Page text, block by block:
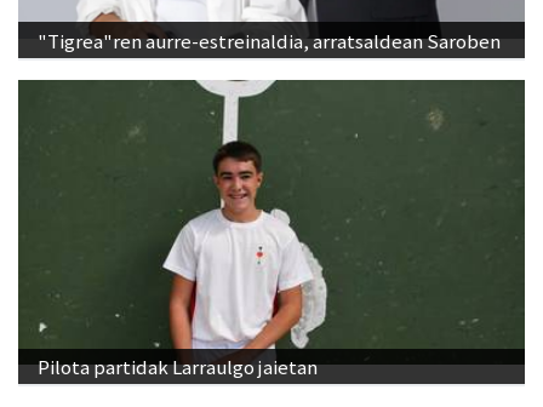
"Tigrea"ren aurre-estreinaldia, arratsaldean Saroben
Pilota partidak Larraulgo jaietan